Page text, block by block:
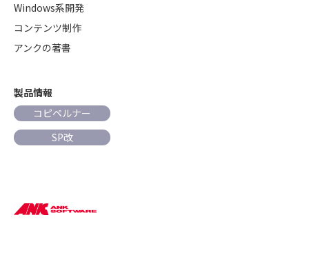
Windows系開発
コンテンツ制作
アンクの著書
製品情報
コピペルナー
SP改